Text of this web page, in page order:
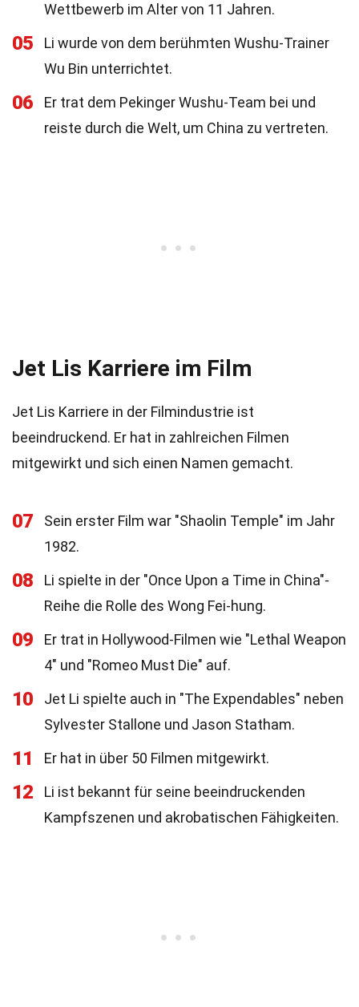
Wettbewerb im Alter von 11 Jahren.
05
Li wurde von dem berühmten Wushu-Trainer
Wu Bin unterrichtet.
06
Er trat dem Pekinger Wushu-Team bei und
reiste durch die Welt, um China zu vertreten.
Jet Lis Karriere im Film
Jet Lis Karriere in der Filmindustrie ist
beeindruckend. Er hat in zahlreichen Filmen
mitgewirkt und sich einen Namen gemacht.
07
Sein erster Film war "Shaolin Temple" im Jahr
1982.
08
Li spielte in der "Once Upon a Time in China"-
Reihe die Rolle des Wong Fei-hung.
09
Er trat in Hollywood-Filmen wie "Lethal Weapon
4" und "Romeo Must Die" auf.
10
Jet Li spielte auch in "The Expendables" neben
Sylvester Stallone und Jason Statham.
11 Er hat in über 50 Filmen mitgewirkt.
12
Li ist bekannt für seine beeindruckenden
Kampfszenen und akrobatischen Fähigkeiten.